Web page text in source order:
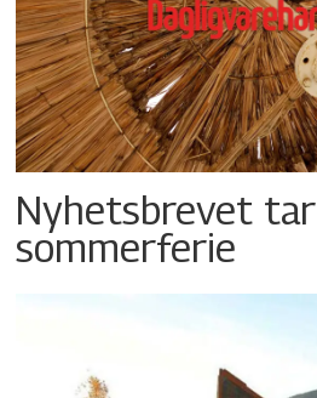
Nyhetsbrevet tar
sommerferie